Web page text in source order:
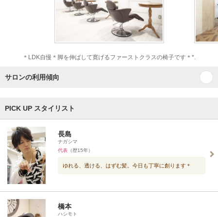
＊LDK自慢＊脚を伸ばして寛げるファーストクラスの椅子です＊*.
サロンの利用傾向
PICK UP スタイリスト
長島
ナガシマ
代表 （歴15年）
ゆれる、透ける、はずむ髪。今日も丁寧に創ります＊
橋本
ハシモト